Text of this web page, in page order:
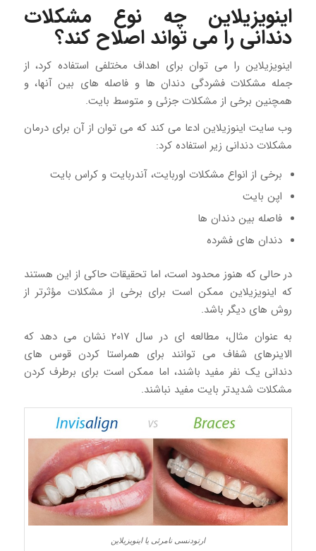
اینویزیلاین چه نوع مشکلات
دندانی را می تواند اصلاح کند؟
اینویزیلاین را می توان برای اهداف مختلفی استفاده کرد، از
جمله مشکلات فشردگی دندان ها و فاصله های بین آنها، و
همچنین برخی از مشکلات جزئی و متوسط بایت.
وب سایت اینوزیلاین ادعا می کند که می توان از آن برای درمان
مشکلات دندانی زیر استفاده کرد:
برخی از انواع مشکلات اوربایت، آندربایت و کراس بایت
اپن بایت
فاصله بین دندان ها
دندان های فشرده
در حالی که هنوز محدود است، اما تحقیقات حاکی از این هستند
که اینویزیلاین ممکن است برای برخی از مشکلات مؤثرتر از
روش های دیگر باشد.
به عنوان مثال، مطالعه ای در سال ۲۰۱۷ نشان می دهد که
الاینرهای شفاف می توانند برای همراستا کردن قوس های
دندانی یک نفر مفید باشند، اما ممکن است برای برطرف کردن
مشکلات شدیدتر بایت مفید نباشند.
ارتودنسی نامرئی یا اینویزیلاین